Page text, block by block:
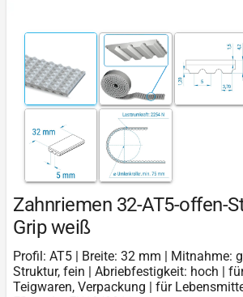
Zahnriemen 32-AT5-offen-
Grip weiß
Profil: AT5 | Breite: 32 mm | Mitnahme:
Struktur, fein | Abriebfestigkeit: hoch |
Teigwaren, Verpackung | für